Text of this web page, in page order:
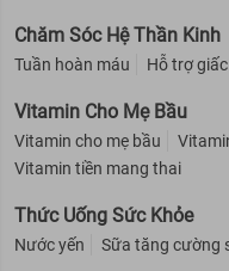
Chăm Sóc Hệ Thần Kinh
Tuần hoàn máu Hỗ trợ
Vitamin Cho Mẹ Bầu
Vitamin cho mẹ bầu
Vitamin tiền mang thai
Thức Uống Sức Khỏe
Nước yến Sữa tăng cường